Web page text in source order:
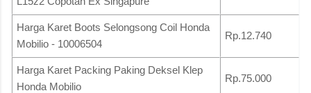
Harga Karet Boots Selongsong Coil Honda
Mobilio - 10006504
Rp.12.740
Harga Karet Packing Paking Deksel Klep
Honda Mobilio
Rp.75.000